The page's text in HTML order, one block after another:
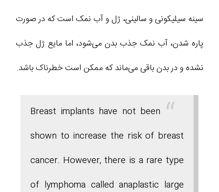
سینه سیلیکونی و سالینی، ژل و آب نمک است که در صورت
پاره شدن، آب نمک جذب بدن می‌شود، اما مایع ژل جذب
نشده و در بدن باقی می‌ماند که ممکن است خطرناک باشد.
Breast implants have not been
shown to increase the risk of breast
cancer. However, there is a rare type
of lymphoma called anaplastic large